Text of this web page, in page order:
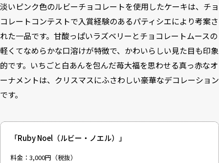
淡いピンク色のルビーチョコレートを使用したケーキは、チョ
コレートコンテストで入賞経験のあるパティシエにより考案さ
れた一品です。甘酸っぱいラズベリーとチョコレートムースの
軽くてなめらかな口溶けが特徴で、かわいらしい見た目も印象
的です。いちごと白あんを包んだ苺大福を思わせる真っ赤なオ
ーナメントは、クリスマスにふさわしい豪華なデコレーション
です。
「Ruby Noel（ルビー・ノエル）」
料金：3,000円（税抜）